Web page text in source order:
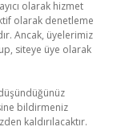
olarak hizmet
olarak denetleme
Ancak, üyelerimiz
siteye üye olarak
bildirmeniz
kaldırılacaktır.